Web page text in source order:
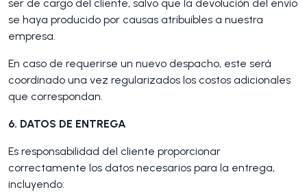
ser de cargo del cliente, salvo que la devolución del envío
se haya producido por causas atribuibles a nuestra
empresa.
En caso de requerirse un nuevo despacho, este será
coordinado una vez regularizados los costos adicionales
que correspondan.
6. DATOS DE ENTREGA
Es responsabilidad del cliente proporcionar
correctamente los datos necesarios para la entrega,
incluyendo: